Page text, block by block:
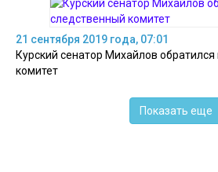
21 сентября 2019 года, 07:01
Курский сенатор Михайлов
комитет
Показать еще